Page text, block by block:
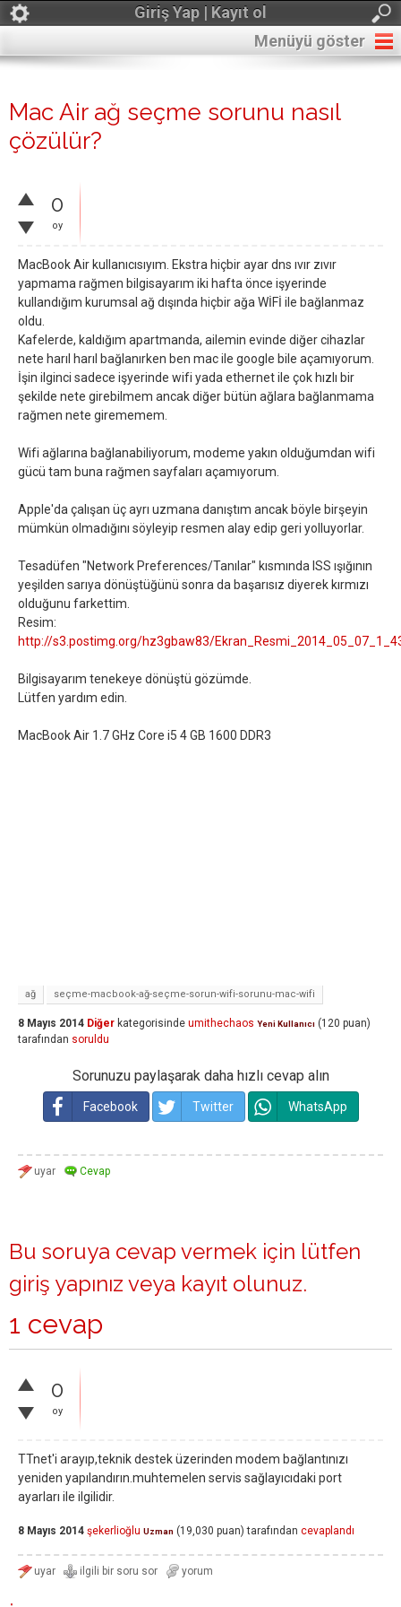
Giriş Yap | Kayıt ol
Menüyü göster
Mac Air ağ seçme sorunu nasıl
çözülür?
0
oy
MacBook Air kullanıcısıyım. Ekstra hiçbir ayar dns ıvır zıvır
yapmama rağmen bilgisayarım iki hafta önce işyerinde
kullandığım kurumsal ağ dışında hiçbir ağa WİFİ ile bağlanmaz
oldu.
Kafelerde, kaldığım apartmanda, ailemin evinde diğer cihazlar
nete harıl harıl bağlanırken ben mac ile google bile açamıyorum.
İşin ilginci sadece işyerinde wifi yada ethernet ile çok hızlı bir
şekilde nete girebilmem ancak diğer bütün ağlara bağlanmama
rağmen nete girememem.
Wifi ağlarına bağlanabiliyorum, modeme yakın olduğumdan wifi
gücü tam buna rağmen sayfaları açamıyorum.
Apple'da çalışan üç ayrı uzmana danıştım ancak böyle birşeyin
mümkün olmadığını söyleyip resmen alay edip geri yolluyorlar.
Tesadüfen "Network Preferences/Tanılar" kısmında ISS ışığının
yeşilden sarıya dönüştüğünü sonra da başarısız diyerek kırmızı
olduğunu farkettim.
Resim:
http://s3.postimg.org/hz3gbaw83/
Bilgisayarım tenekeye dönüştü gözümde.
Lütfen yardım edin.
MacBook Air 1.7 GHz Core i5 4 GB 1600 DDR3
ağ seçme-macbook-ağ-seçme-sorun-wifi-sorunu-mac-wifi
8 Mayıs 2014 Diğer kategorisinde umithechaos Yeni Kullanıcı (120 puan)
tarafından soruldu
Sorunuzu paylaşarak daha hızlı cevap alın
Facebook Twitter WhatsApp
Bu soruya cevap vermek için lütfen
giriş yapınız veya kayıt olunuz.
1 cevap
0
oy
TTnet'i arayıp,teknik destek üzerinden modem bağlantınızı
yeniden yapılandırın.muhtemelen servis sağlayıcıdaki port
ayarları ile ilgilidir.
8 Mayıs 2014 şekerlioğlu Uzman (19,030 puan) tarafından cevaplandı